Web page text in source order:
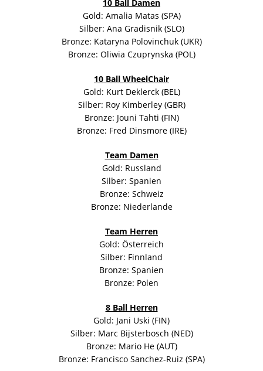
10 Ball Damen
Gold: Amalia Matas (SPA)
Silber: Ana Gradisnik (SLO)
Bronze: Kataryna Polovinchuk (UKR)
Bronze: Oliwia Czuprynska (POL)
10 Ball WheelChair
Gold: Kurt Deklerck (BEL)
Silber: Roy Kimberley (GBR)
Bronze: Jouni Tahti (FIN)
Bronze: Fred Dinsmore (IRE)
Team Damen
Gold: Russland
Silber: Spanien
Bronze: Schweiz
Bronze: Niederlande
Team Herren
Gold: Österreich
Silber: Finnland
Bronze: Spanien
Bronze: Polen
8 Ball Herren
Gold: Jani Uski (FIN)
Silber: Marc Bijsterbosch (NED)
Bronze: Mario He (AUT)
Bronze: Francisco Sanchez-Ruiz (SPA)